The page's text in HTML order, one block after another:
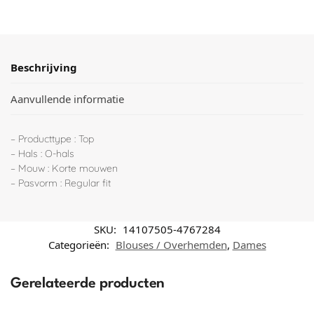
Beschrijving
Aanvullende informatie
– Producttype : Top
– Hals : O-hals
– Mouw : Korte mouwen
– Pasvorm : Regular fit
SKU: 14107505-4767284
Categorieën: Blouses / Overhemden, Dames
Gerelateerde producten